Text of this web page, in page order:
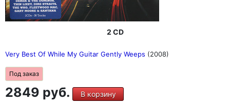
2 CD
Very Best Of While My Guitar Gently Weeps (2008)
Под заказ
2849 руб. В корзину